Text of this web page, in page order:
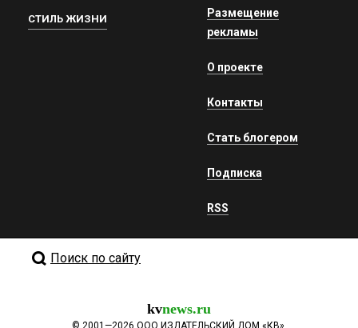
СТИЛЬ ЖИЗНИ
Размещение
рекламы
О проекте
Контакты
Стать блогером
Подписка
RSS
Поиск по сайту
kvnews.ru
© 2001—2026 ООО ИЗДАТЕЛЬСКИЙ ДОМ «КВ».